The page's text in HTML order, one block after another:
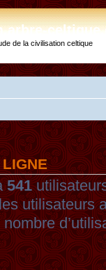
de la civilisation celtique
541
utilisateurs